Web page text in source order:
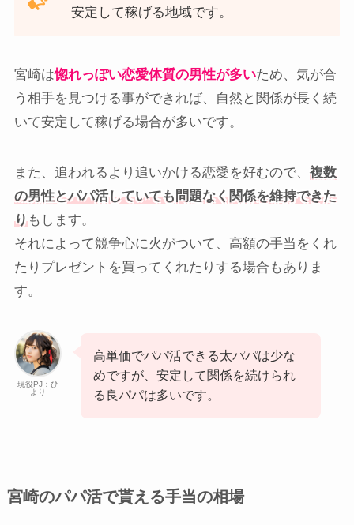
安定して稼げる地域です。
宮崎は惚れっぽい恋愛体質の男性が多いため、気が合
う相手を見つける事ができれば、自然と関係が長く続
いて安定して稼げる場合が多いです。
また、追われるより追いかける恋愛を好むので、 複数
の男性とパパ活していても問題なく関係を維持できた
りもします。
それによって競争心に火がついて、高額の手当をくれ
たりプレゼントを買ってくれたりする場合もありま
す。
現役PJ：ひ
より
高単価でパパ活できる太パパは少な
めですが、安定して関係を続けられ
る良パパは多いです。
宮崎のパパ活で貰える手当の相場